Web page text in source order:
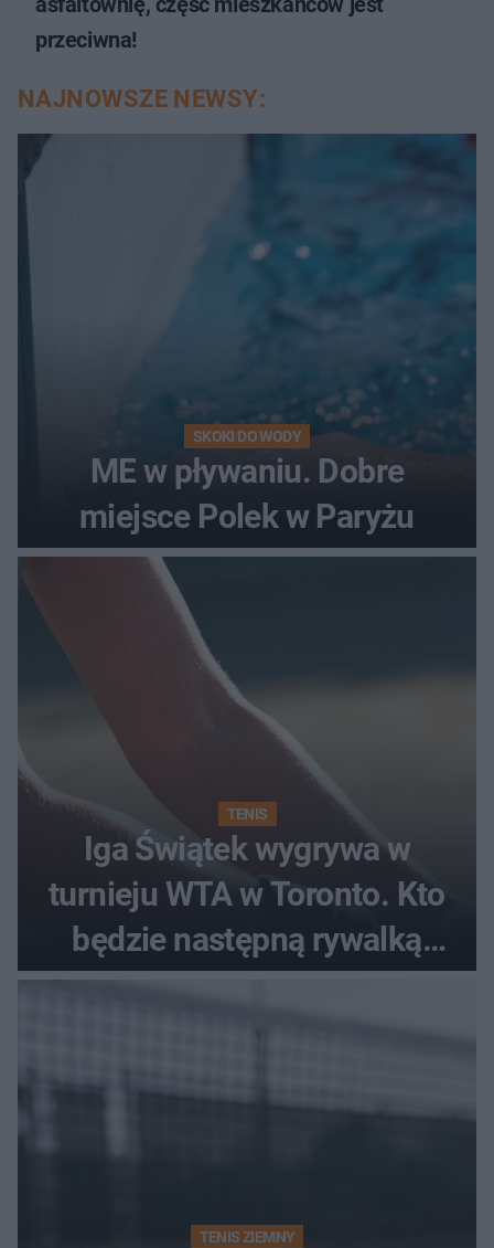
przeciwna!
NAJNOWSZE NEWSY:
SKOKI DO WODY
ME w pływaniu. Dobre
miejsce Polek w Paryżu
TENIS
Iga Świątek wygrywa w
turnieju WTA w Toronto. Kto
będzie następną rywalką
TENIS ZIEMNY